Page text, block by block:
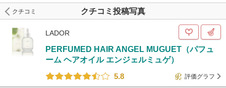
クチコミ投稿写真
クチコミ
LADOR
PERFUMED HAIR ANGEL MUGUET（パフュ
ーム ヘアオイル エンジェルミュゲ）
5.8
評価グラフ